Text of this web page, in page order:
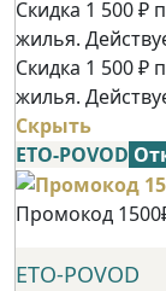
Скидка 1 500 ₽
жилья.
Скидка 1 500 ₽
жилья.
Скрыть
ETO-POVOD
Промокод
ETO-POVOD